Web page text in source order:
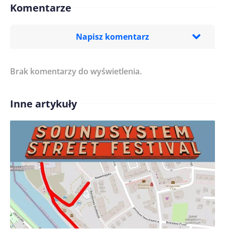
Komentarze
Napisz komentarz
Treść komentarza*
Imię/ Nick*
Zapamiętaj moje dane w tej przeglądarce podczas
pisania kolejnych komentarzy.
Brak komentarzy do wyświetlenia.
Inne artykuły